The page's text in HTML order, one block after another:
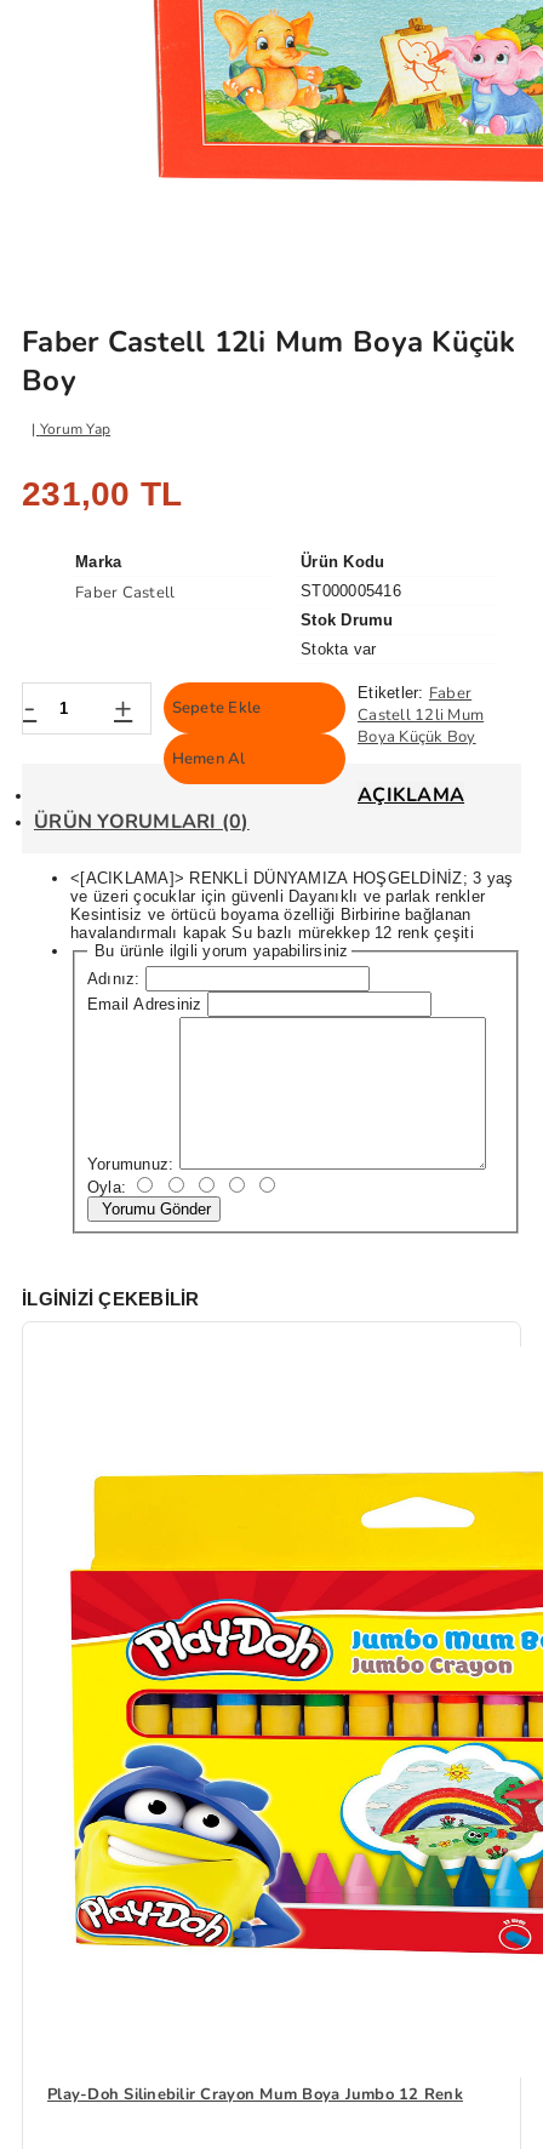
Faber Castell 12li Mum Boya Küçük
Boy
Yorum Yap
231,00 TL
Marka
Faber Castell
Ürün Kodu
ST000005416
Stok Drumu
Stokta var
- + Sepete Ekle
Hemen Al
Etiketler: Faber
Castell 12li Mum
Boya Küçük Boy
AÇIKLAMA
ÜRÜN YORUMLARI (0)
<[ACIKLAMA]> RENKLİ DÜNYAMIZA HOŞGELDİNİZ; 3 yaş
ve üzeri çocuklar için güvenli Dayanıklı ve parlak renkler
Kesintisiz ve örtücü boyama özelliği Birbirine bağlanan
havalandırmalı kapak Su bazlı mürekkep 12 renk çeşiti
Bu ürünle ilgili yorum yapabilirsiniz
Adınız:
Email Adresiniz
Yorumunuz:
Oyla:
Yorumu Gönder
İLGINIZI ÇEKEBILIR
Play-Doh Silinebilir Crayon Mum Boya Jumbo 12 Renk